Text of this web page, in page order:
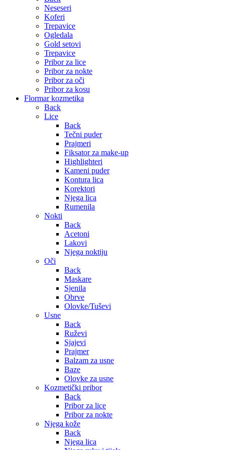
Neseseri
Koferi
Trepavice
Ogledala
Gold setovi
Trepavice
Pribor za lice
Pribor za nokte
Pribor za oči
Pribor za kosu
Flormar kozmetika
Back
Lice
Back
Tečni puder
Prajmeri
Fiksator za make-up
Highlighteri
Kameni puder
Kontura lica
Korektori
Njega lica
Rumenila
Nokti
Back
Acetoni
Lakovi
Njega noktiju
Oči
Back
Maskare
Sjenila
Obrve
Olovke/Tuševi
Usne
Back
Ruževi
Sjajevi
Prajmer
Balzam za usne
Baze
Olovke za usne
Kozmetički pribor
Back
Pribor za lice
Pribor za nokte
Njega kože
Back
Njega lica